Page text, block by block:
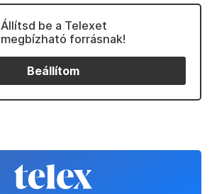
Állítsd be a Telexet
megbízható forrásnak!
Beállítom